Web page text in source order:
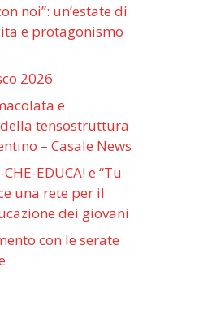
noi”: un’estate di
e protagonismo
2026
e
tensostruttura
– Casale News
EDUCA! e “Tu
una rete per il
dei giovani
con le serate